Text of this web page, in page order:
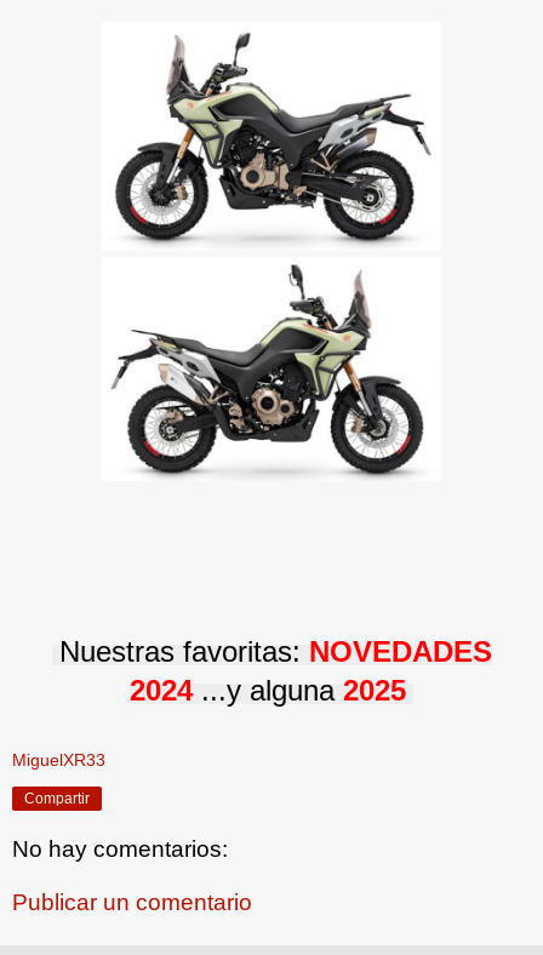
Nuestras favoritas: NOVEDADES
2024 ...y alguna 2025
MiguelXR33
Compartir
No hay comentarios:
Publicar un comentario